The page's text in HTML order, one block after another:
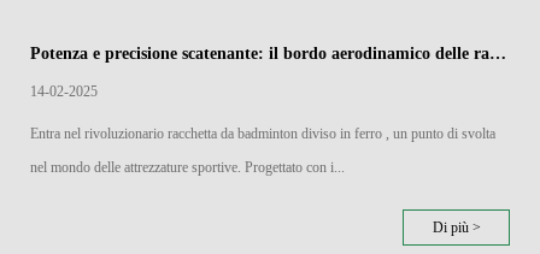
Potenza e precisione scatenante: il bordo aerodinamico delle racchette di badminton divise in ferro
14-02-2025
Entra nel rivoluzionario racchetta da badminton diviso in ferro , un punto di svolta
nel mondo delle attrezzature sportive. Progettato con i...
Di più >